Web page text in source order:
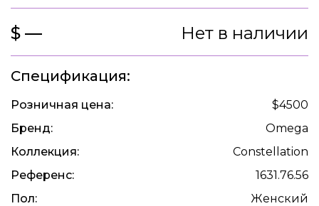
$ — Нет в наличии
Спецификация:
Розничная цена:
$4500
Бренд:
Omega
Коллекция:
Constellation
Референс:
1631.76.56
Пол:
Женский